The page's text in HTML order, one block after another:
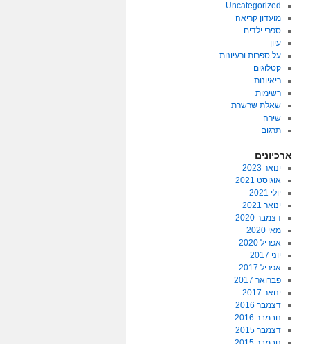
Uncategorized
מועדון קריאה
ספרי ילדים
עיון
על ספרות ורעיונות
קטלוגים
ריאיונות
רשימות
שאלת שרשרת
שירה
תרגום
ארכיונים
ינואר 2023
אוגוסט 2021
יולי 2021
ינואר 2021
דצמבר 2020
מאי 2020
אפריל 2020
יוני 2017
אפריל 2017
פברואר 2017
ינואר 2017
דצמבר 2016
נובמבר 2016
דצמבר 2015